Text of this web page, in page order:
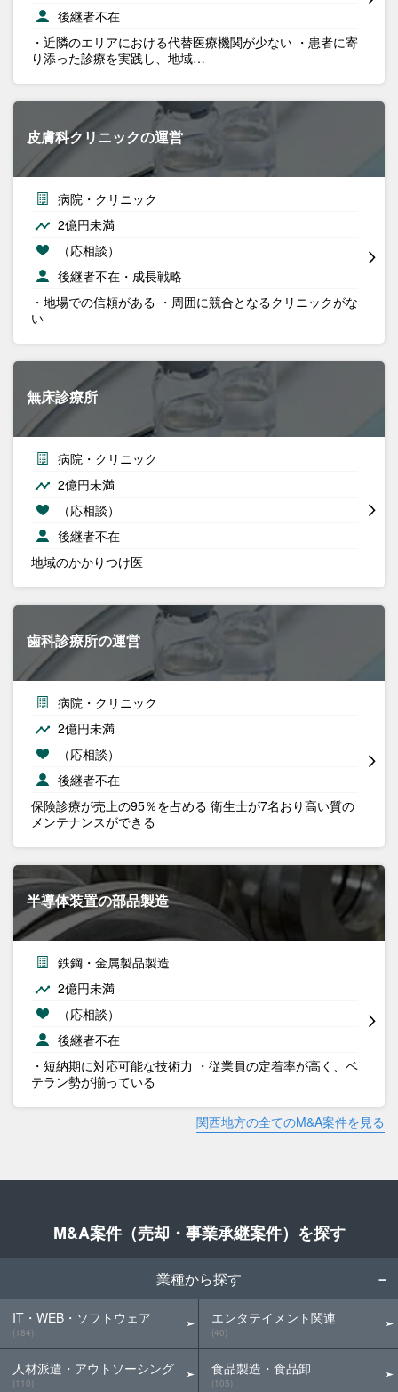
後継者不在
・近隣のエリアにおける代替医療機関が少ない ・患者に寄
り添った診療を実践し、地域…
皮膚科クリニックの運営
病院・クリニック
2億円未満
（応相談）
後継者不在・成長戦略
・地場での信頼がある ・周囲に競合となるクリニックがな
い
無床診療所
病院・クリニック
2億円未満
（応相談）
後継者不在
地域のかかりつけ医
歯科診療所の運営
病院・クリニック
2億円未満
（応相談）
後継者不在
保険診療が売上の95％を占める 衛生士が7名おり高い質の
メンテナンスができる
半導体装置の部品製造
鉄鋼・金属製品製造
2億円未満
（応相談）
後継者不在
・短納期に対応可能な技術力 ・従業員の定着率が高く、ベ
テラン勢が揃っている
関西地方の全てのM&A案件を見る
M&A案件（売却・事業承継案件）を探す
業種から探す
IT・WEB・ソフトウェア
(184)
人材派遣・アウトソーシング
(110)
エンタテイメント関連
(40)
食品製造・食品卸
(105)